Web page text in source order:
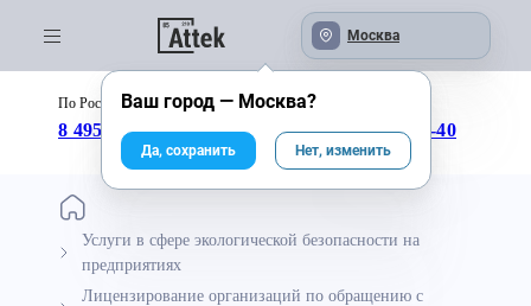
Москва
По России бесплатно:
8 495 246-04-43 8 800 333-25-40
Услуги в сфере экологической безопасности на
предприятиях
Лицензирование организаций по обращению с
Ваш город — Москва?
Да, сохранить Нет, изменить